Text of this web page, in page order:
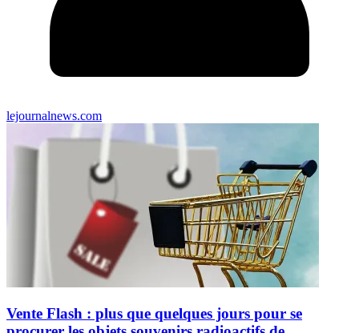
lejournalnews.com
Vente Flash : plus que quelques jours pour se